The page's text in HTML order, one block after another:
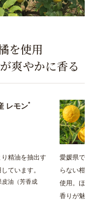
を使用
爽やかに香る
レモン*
精油を抽出す
ています。
皮油（芳香成
愛媛県で40
らない柑橘
使用。ほの
香りが魅力